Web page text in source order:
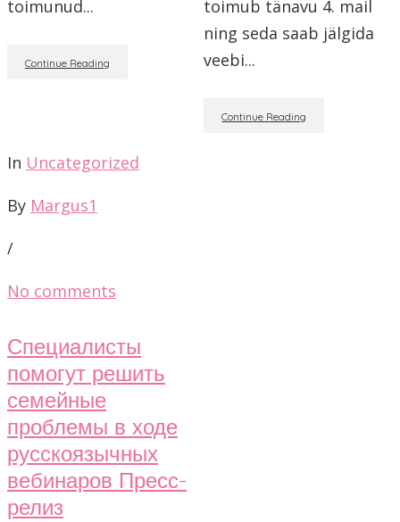
toimunud...
Continue Reading
toimub tänavu 4. mail
ning seda saab jälgida
veebi...
Continue Reading
In Uncategorized
By Margus1
/
No comments
Специалисты
помогут решить
семейные
проблемы в ходе
русскоязычных
вебинаров Пресс-
релиз